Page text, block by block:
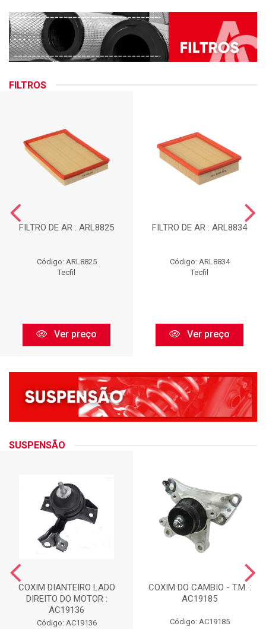
FILTROS
FILTRO DE AR : ARL8825
Código: ARL8825
Tecfil
Ver preço
FILTRO DE AR : ARL8834
Código: ARL8834
Tecfil
Ver preço
SUSPENSÃO
COXIM DIANTEIRO LADO
DIREITO DO MOTOR :
AC19136
Código: AC19136
COXIM DO CAMBIO - T.M. :
AC19185
Código: AC19185